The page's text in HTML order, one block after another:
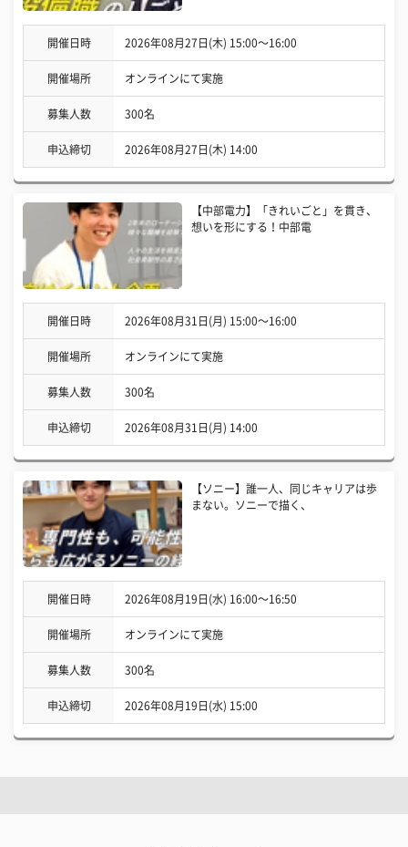
開催日時 2026年08月27日(木) 15:00〜16:00
開催場所 オンラインにて実施
募集人数 300名
申込締切 2026年08月27日(木) 14:00
【中部電力】「きれいごと」を貫き、
想いを形にする！中部電
開催日時 2026年08月31日(月) 15:00〜16:00
開催場所 オンラインにて実施
募集人数 300名
申込締切 2026年08月31日(月) 14:00
【ソニー】誰一人、同じキャリアは歩
まない。ソニーで描く、
開催日時 2026年08月19日(水) 16:00〜16:50
開催場所 オンラインにて実施
募集人数 300名
申込締切 2026年08月19日(水) 15:00